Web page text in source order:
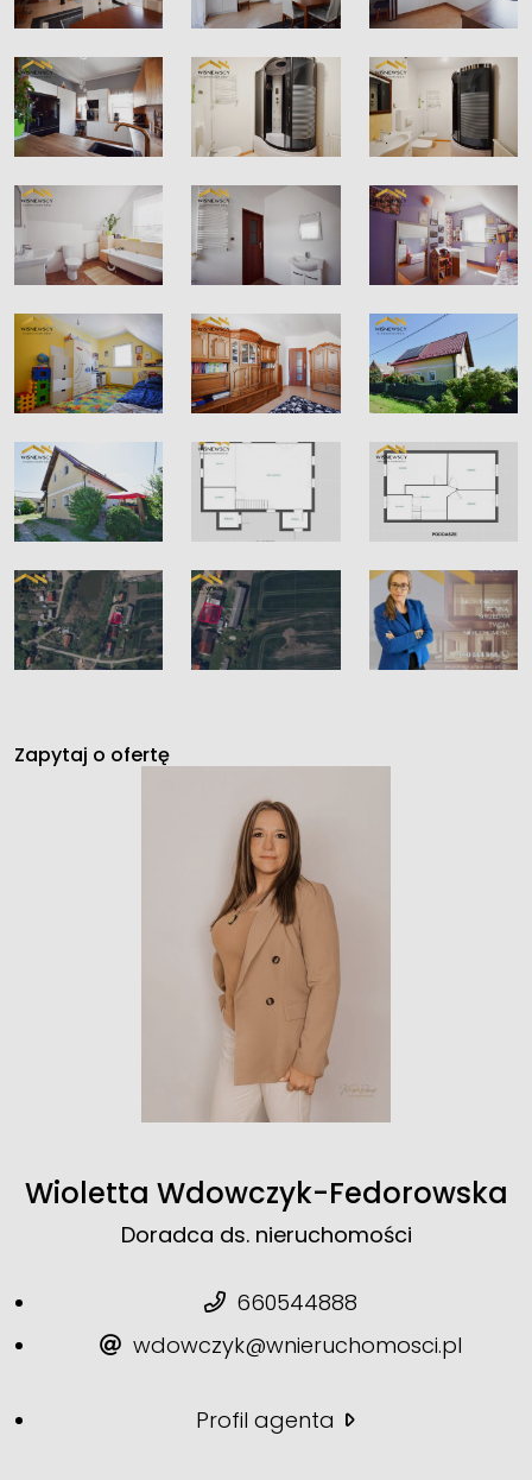
Zapytaj o ofertę
Wioletta Wdowczyk-Fedorowska
Doradca ds. nieruchomości
660544888
wdowczyk@wnieruchomosci.pl
Profil agenta